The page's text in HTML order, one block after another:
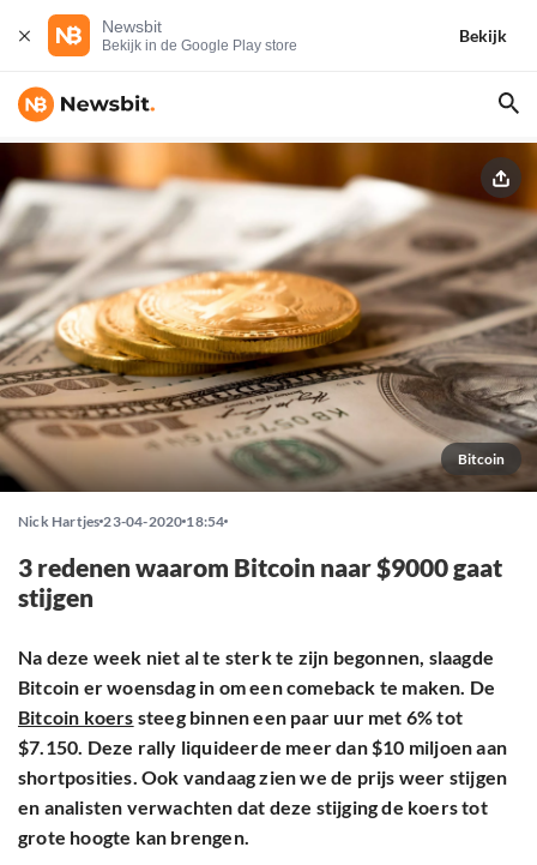
Newsbit
Bekijk in de Google Play store
Bekijk
Bitcoin
Nick Hartjes 23-04-2020 18:54
3 redenen waarom Bitcoin naar $9000 gaat
stijgen
Na deze week niet al te sterk te zijn begonnen, slaagde
Bitcoin er woensdag in om een comeback te maken. De
Bitcoin koers steeg binnen een paar uur met 6% tot
$7.150. Deze rally liquideerde meer dan $10 miljoen aan
shortposities. Ook vandaag zien we de prijs weer stijgen
en analisten verwachten dat deze stijging de koers tot
grote hoogte kan brengen.